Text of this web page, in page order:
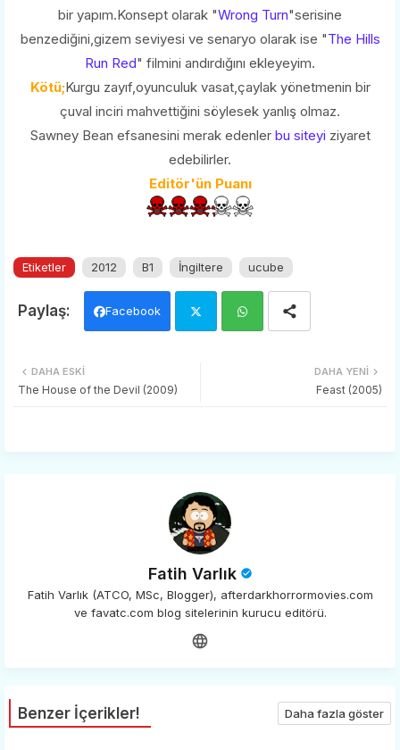
bir yapım.Konsept olarak "Wrong Turn"serisine
benzediğini,gizem seviyesi ve senaryo olarak ise "The Hills
Run Red" filmini andırdığını ekleyeyim.
Kötü;Kurgu zayıf,oyunculuk vasat,çaylak yönetmenin bir
çuval inciri mahvettiğini söylesek yanlış olmaz.
Sawney Bean efsanesini merak edenler bu siteyi ziyaret
edebilirler.
Editör'ün Puanı
Etiketler 2012 B1 İngiltere ucube
Facebook
DAHA YENI
Feast (2005)
DAHA ESKI
The House of the Devil (2009)
Fatih Varlık
Fatih Varlık (ATCO, MSc, Blogger), afterdarkhorrormovies.com
ve favatc.com blog sitelerinin kurucu editörü.
Benzer İçerikler! Daha fazla göster